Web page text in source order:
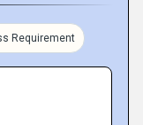
consistently
All of our items
prices and
that all our buyers
Requirement